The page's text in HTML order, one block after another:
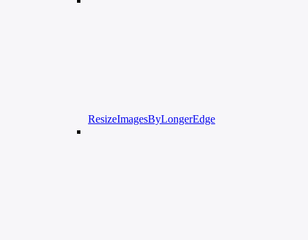
ResizeImagesByLongerEdge